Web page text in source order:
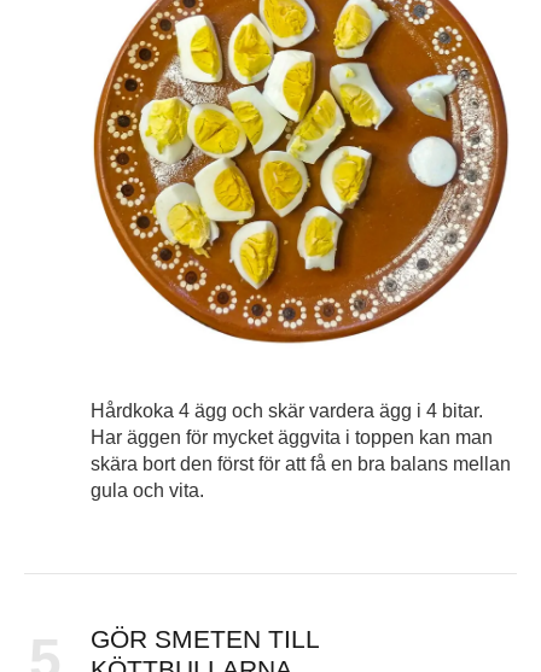
Hårdkoka 4 ägg och skär vardera ägg i 4 bitar.
Har äggen för mycket äggvita i toppen kan man
skära bort den först för att få en bra balans mellan
gula och vita.
GÖR SMETEN TILL